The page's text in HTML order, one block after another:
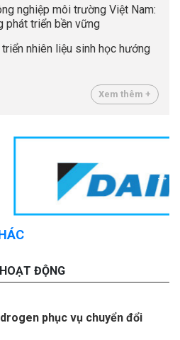
nghiệp môi trường Việt Nam:
phát triển bền vững
nhiên liệu sinh học hướng
Xem thêm +
ĐỘNG
phục vụ chuyển đổi